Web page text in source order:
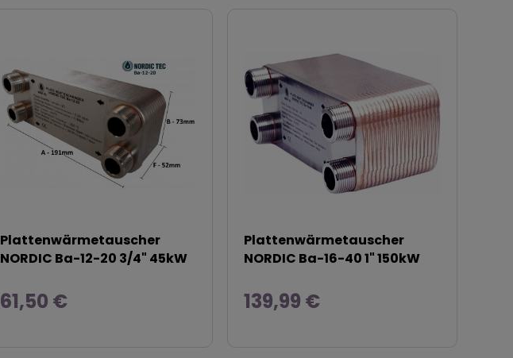
Plattenwärmetauscher
NORDIC Ba-12-20 3/4" 45kW
61,50 €
Plattenwärmetauscher
NORDIC Ba-16-40 1" 150kW
139,99 €